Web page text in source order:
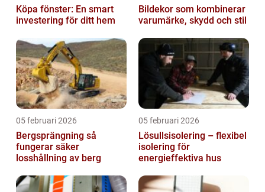
Köpa fönster: En smart
investering för ditt hem
Bildekor som kombinerar
varumärke, skydd och stil
05 februari 2026
Bergsprängning så
fungerar säker
losshållning av berg
05 februari 2026
Lösullsisolering – flexibel
isolering för
energieffektiva hus